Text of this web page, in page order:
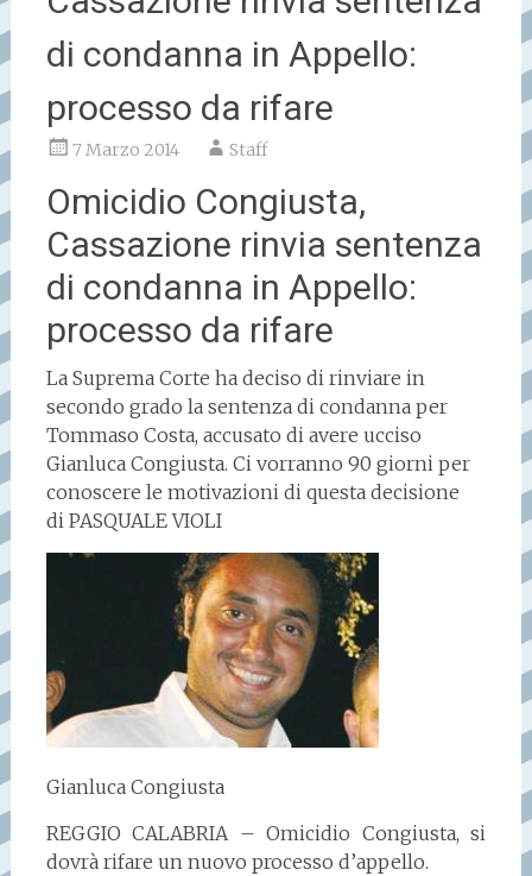
di condanna in Appello:
processo da rifare
7 Marzo 2014 Staff
Omicidio Congiusta,
Cassazione rinvia sentenza
di condanna in Appello:
processo da rifare
La Suprema Corte ha deciso di rinviare in
secondo grado la sentenza di condanna per
Tommaso Costa, accusato di avere ucciso
Gianluca Congiusta. Ci vorranno 90 giorni per
conoscere le motivazioni di questa decisione
di PASQUALE VIOLI
Gianluca Congiusta
REGGIO CALABRIA – Omicidio Congiusta, si
dovrà rifare un nuovo processo d’appello.